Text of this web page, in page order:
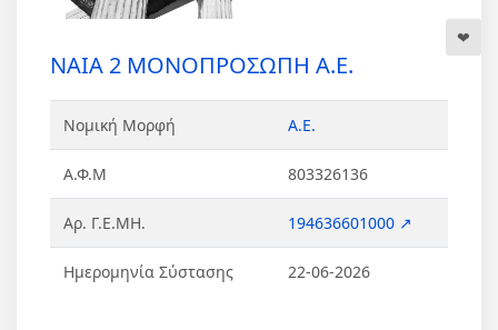
NAIA 2 ΜΟΝΟΠΡΟΣΩΠΗ Α.Ε.
Νομική Μορφή Α.Ε.
Α.Φ.Μ 803326136
Αρ. Γ.Ε.ΜΗ. 194636601000 ↗
Ημερομηνία Σύστασης 22-06-2026